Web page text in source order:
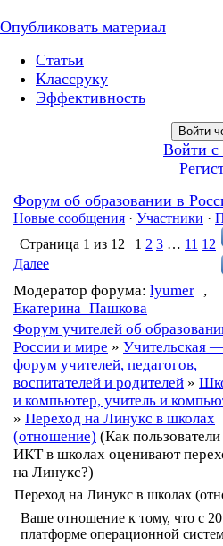
Опубликовать материал
Статьи
Классруку
Эффективность
Войти
Войти с
Форум об образовании в
Новые сообщения · Участники ·
Страница 1 из 12 1 2 3 … 11 12
Далее
Модератор форума: lyumer ,
Екатерина_Пашкова
Форум учителей об
России и мире » Учительская
форум учителей, педагогов,
воспитателей и родителей »
и компьютер, учитель и
» Переход на Линукс в школах
(отношение) (Как пользователи
ИКТ в школах оценивают
на Линукс?)
Переход на Линукс в школах
Ваше отношение к тому, что с
платформе операционной